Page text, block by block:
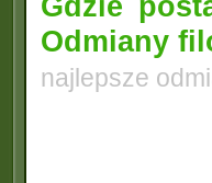
Odmiany
najlepsze